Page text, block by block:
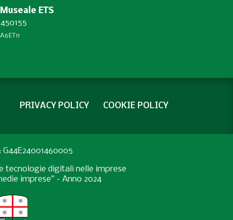
ETS
PRIVACY POLICY COOKIE POLICY
tecnologie digitali nelle imprese
imprese” - Anno 2024